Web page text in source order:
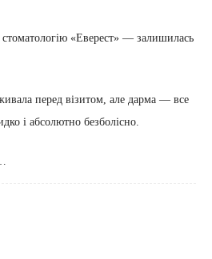
«Еверест» — залишилась
перед візитом, але дарма — все
і абсолютно безболісно.